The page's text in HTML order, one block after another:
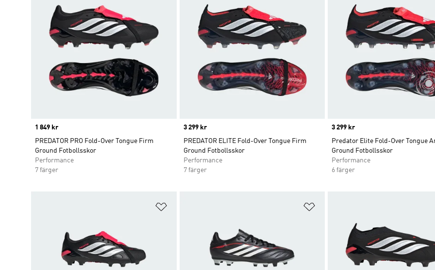
Price
1 849 kr
PREDATOR PRO Fold-Over Tongue Firm
Ground Fotbollsskor
Performance
7 färger
Price
3 299 kr
PREDATOR ELITE Fold-Over Tongue Firm
Ground Fotbollsskor
Performance
7 färger
Price
3 299 kr
Predator Elite Fold-Over Tongue
Ground Fotbollsskor
Performance
6 färger